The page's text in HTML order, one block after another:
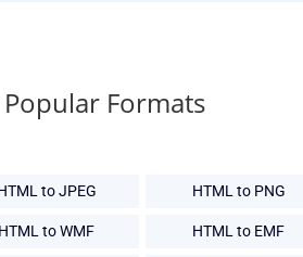
Formats
to JPEG HTML to PNG
HTML to WMF HTML to EMF